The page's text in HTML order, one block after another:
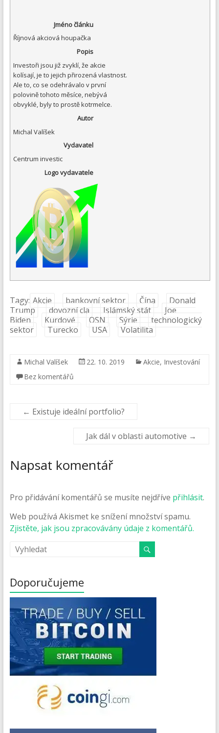
Jméno článku
Říjnová akciová houpačka
Popis
Investoři jsou již zvyklí, že akcie
kolísají, je to jejich přirozená vlastnost.
Ale to, co se odehrávalo v první
polovině tohoto měsíce, nebývá
obvyklé, byly to prostě kotrmelce.
Autor
Michal Valíšek
Vydavatel
Centrum investic
Logo vydavatele
Tagy: Akcie bankovní sektor Čína
Donald
Trump
dovozní cla Islámský stát
Joe
Biden
Kurdové OSN Sýrie
technologický
sektor
Turecko USA Volatilita
Michal Valíšek 22. 10. 2019 Akcie, Investování
Bez komentářů
← Existuje ideální portfolio?
Jak dál v oblasti automotive →
Napsat komentář
Pro přidávání komentářů se musíte nejdříve přihlásit.
Web používá Akismet ke snížení množství spamu.
Zjistěte, jak jsou zpracovávány údaje z komentářů.
Doporučujeme